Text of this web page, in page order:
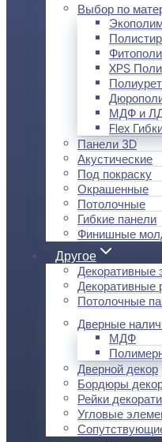
Выбор по
XPS
МДФ и
Flex
Панели 3D
Акустические
Под покраску
Окрашенные
Потолочные
Гибкие панели
Финишные
Другое
Декоративные
Декоративные
Потолочные
Дверные
МДФ
Дверной декор
Бордюры
Рейки
Угловые